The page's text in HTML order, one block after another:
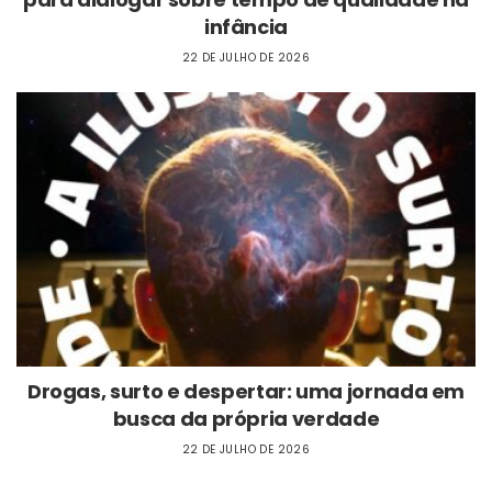
infância
22 DE JULHO DE 2026
Drogas, surto e despertar: uma jornada em
busca da própria verdade
22 DE JULHO DE 2026